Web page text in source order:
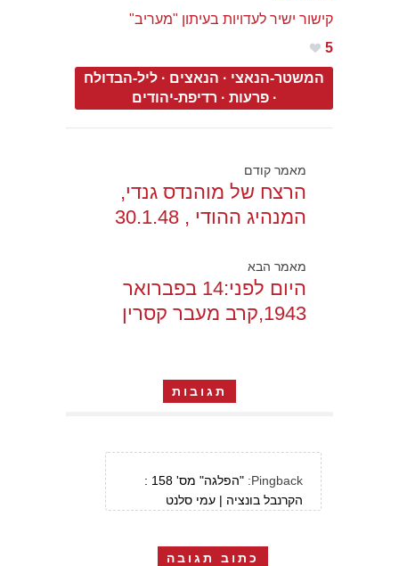
קישור ישיר לעדויות בעיתון "מעריב"
5
המשטר-הנאצי · הנאצים · ליל-הבדולח
·פרעות · רדיפת-יהודים
מאמר קודם
הרצח של מוהנדס גנדי,
המנהיג ההודי , 30.1.48
מאמר הבא
היום לפני:14 בפברואר
1943,קרב מעבר קסרין
תגובות
Pingback:
"הפלגה" מס' 158 :
הקרנבל בונציה | עמי סלנט
כתוב תגובה